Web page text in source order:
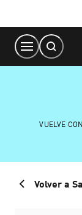
Content
VUELVE
Volver a